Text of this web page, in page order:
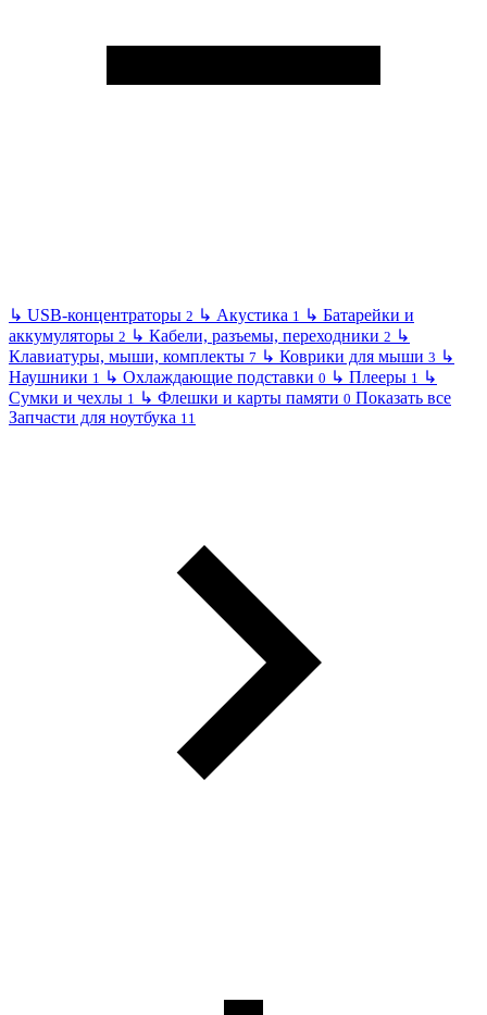
↳ USB-концентраторы 2 ↳ Акустика 1 ↳ Батарейки и
аккумуляторы 2 ↳ Кабели, разъемы, переходники 2 ↳
Клавиатуры, мыши, комплекты 7 ↳ Коврики для мыши 3 ↳
Наушники 1 ↳ Охлаждающие подставки 0 ↳ Плееры 1 ↳
Сумки и чехлы 1 ↳ Флешки и карты памяти 0 Показать все
Запчасти для ноутбука 11